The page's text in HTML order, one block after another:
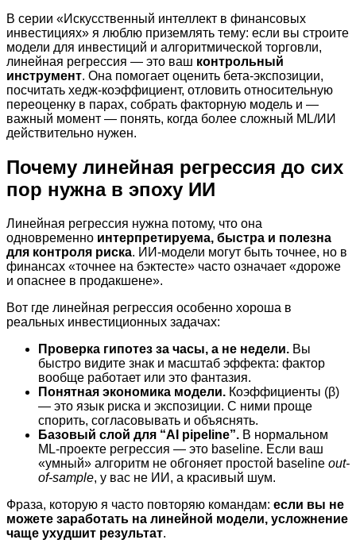
В серии «Искусственный интеллект в финансовых
инвестициях» я люблю приземлять тему: если вы строите
модели для инвестиций и алгоритмической торговли,
линейная регрессия — это ваш контрольный
инструмент. Она помогает оценить бета-экспозиции,
посчитать хедж-коэффициент, отловить относительную
переоценку в парах, собрать факторную модель и —
важный момент — понять, когда более сложный ML/ИИ
действительно нужен.
Почему линейная регрессия до сих
пор нужна в эпоху ИИ
Линейная регрессия нужна потому, что она
одновременно интерпретируема, быстра и полезна
для контроля риска. ИИ-модели могут быть точнее, но в
финансах «точнее на бэктесте» часто означает «дороже
и опаснее в продакшене».
Вот где линейная регрессия особенно хороша в
реальных инвестиционных задачах:
Проверка гипотез за часы, а не недели. Вы
быстро видите знак и масштаб эффекта: фактор
вообще работает или это фантазия.
Понятная экономика модели. Коэффициенты (β)
— это язык риска и экспозиции. С ними проще
спорить, согласовывать и объяснять.
Базовый слой для “AI pipeline”. В нормальном
ML-проекте регрессия — это baseline. Если ваш
«умный» алгоритм не обгоняет простой baseline out-
of-sample, у вас не ИИ, а красивый шум.
Фраза, которую я часто повторяю командам: если вы не
можете заработать на линейной модели, усложнение
чаще ухудшит результат.